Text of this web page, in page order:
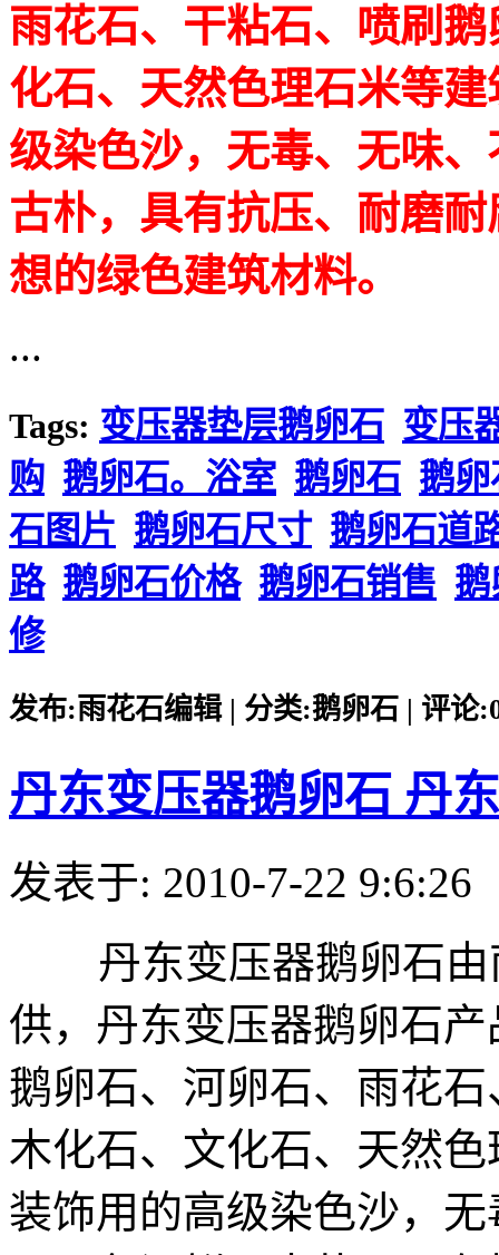
雨花石、干粘石、喷刷
化石、天然色理石米等
级染色沙，无毒、无味
古朴，具有抗压、耐磨
想的绿色建筑材料。
...
Tags: 变压器垫层鹅卵石 变压
购 鹅卵石。浴室 鹅卵石 鹅
石图片 鹅卵石尺寸 鹅卵石道
路 鹅卵石价格 鹅卵石销售 鹅
修
发布:雨花石编辑 | 分类:鹅卵石 | 评论
丹东变压器鹅卵石 丹
发表于: 2010-7-22 9:6:26
丹东变压器鹅卵石由
供，丹东变压器鹅卵石
鹅卵石、河卵石、雨花
木化石、文化石、天然
装饰用的高级染色沙，